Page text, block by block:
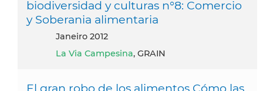
biodiversidad y culturas n°8: Comercio
y Soberania alimentaria
janeiro 2012
La Via Campesina, GRAIN
El gran robo de los alimentos Cómo las